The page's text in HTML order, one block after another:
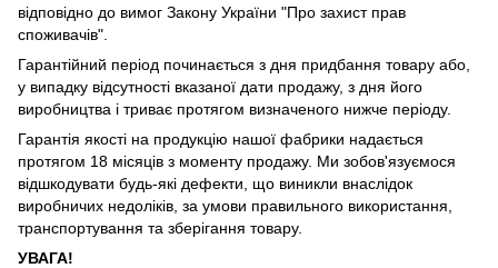
відповідно до вимог Закону України "Про захист прав
споживачів".
Гарантійний період починається з дня придбання товару або,
у випадку відсутності вказаної дати продажу, з дня його
виробництва і триває протягом визначеного нижче періоду.
Гарантія якості на продукцію нашої фабрики надається
протягом 18 місяців з моменту продажу. Ми зобов'язуємося
відшкодувати будь-які дефекти, що виникли внаслідок
виробничих недоліків, за умови правильного використання,
транспортування та зберігання товару.
УВАГА!